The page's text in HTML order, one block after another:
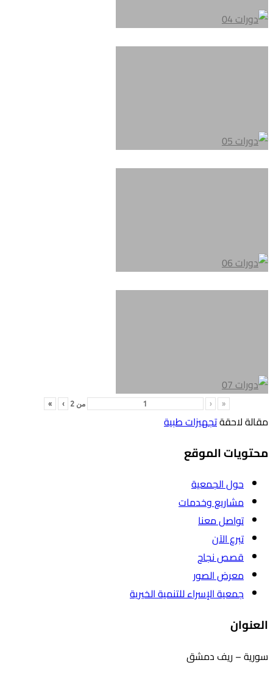
من2
مقالة لاحقةتجهيزات طبية
محتويات الموقع
حول الجمعية
مشاريع وخدمات
تواصل معنا
تبرع الآن
قصص نجاح
معرض الصور
جمعية الإسراء للتنمية الخيرية
العنوان
سورية – ريف دمشق